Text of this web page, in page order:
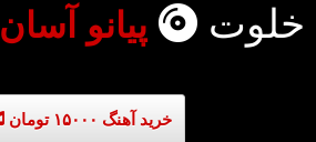
خلوت پیانو آسان
خرید آهنگ ۱۵۰۰۰ تومان